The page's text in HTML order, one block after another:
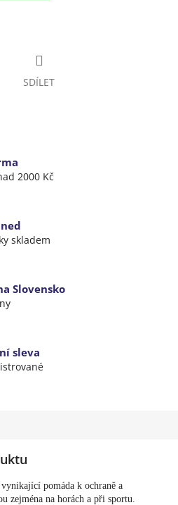
SDÍLET
2000 Kč
skladem
Slovensko
sleva
pomáda k ochraně a
zejména na horách a při sportu.